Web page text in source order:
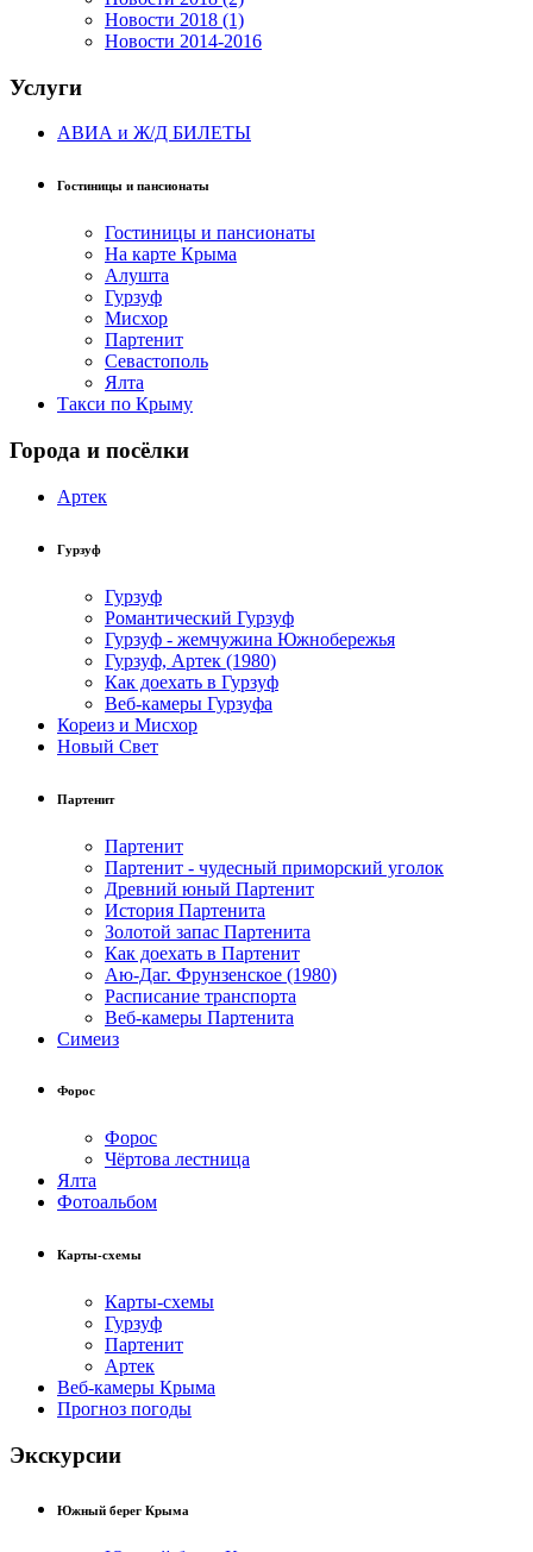
Новости 2018 (1)
Новости 2014-2016
Услуги
АВИА и Ж/Д БИЛЕТЫ
Гостиницы и пансионаты
Гостиницы и пансионаты
На карте Крыма
Алушта
Гурзуф
Мисхор
Партенит
Севастополь
Ялта
Такси по Крыму
Города и посёлки
Артек
Гурзуф
Гурзуф
Романтический Гурзуф
Гурзуф - жемчужина Южнобережья
Гурзуф, Артек (1980)
Как доехать в Гурзуф
Веб-камеры Гурзуфа
Кореиз и Мисхор
Новый Свет
Партенит
Партенит
Партенит - чудесный приморский уголок
Древний юный Партенит
История Партенита
Золотой запас Партенита
Как доехать в Партенит
Аю-Даг. Фрунзенское (1980)
Расписание транспорта
Веб-камеры Партенита
Симеиз
Форос
Форос
Чёртова лестница
Ялта
Фотоальбом
Карты-схемы
Карты-схемы
Гурзуф
Партенит
Артек
Веб-камеры Крыма
Прогноз погоды
Экскурсии
Южный берег Крыма